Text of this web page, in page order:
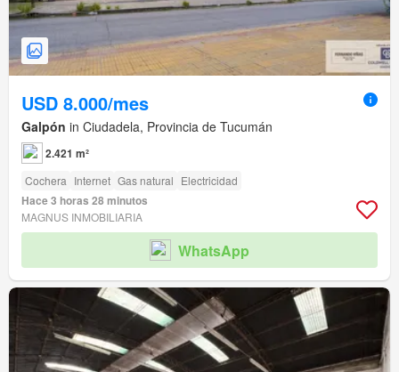
USD 8.000/mes
Galpón in Ciudadela, Provincia de Tucumán
2.421 m²
Cochera Internet Gas natural Electricidad
Hace 3 horas 28 minutos
MAGNUS INMOBILIARIA
WhatsApp